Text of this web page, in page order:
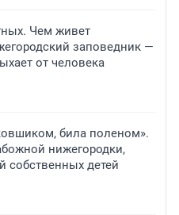
Чем живет
заповедник —
от человека
била поленом».
нижегородки,
собственных детей